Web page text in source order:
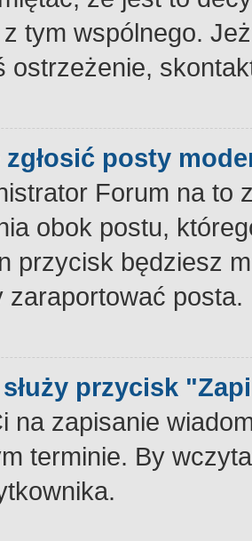
tym wspólnego.
ostrzeżenie,
zgłosić posty
Forum na to
obok postu,
przycisk będziesz
zaraportować posta.
przycisk
na zapisanie
terminie. By